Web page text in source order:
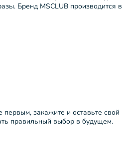
Бренд MSCLUB производится в
первым, закажите и оставьте свой
правильный выбор в будущем.